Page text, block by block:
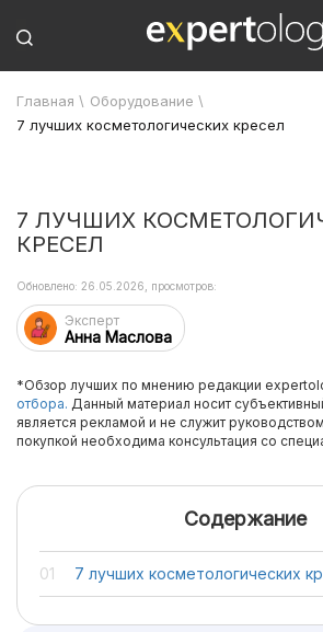
Главная \ Оборудование \
7 лучших косметологических кресел
7 ЛУЧШИХ
КРЕСЕЛ
Эксперт
Анна Маслова
Обновлено: 26.05.2026, просмотров:
*Обзор лучших по мнению редакции
отбора. Данный материал носит
является рекламой и не служит
покупкой необходима консультация со
Содержание
7 лучших косметологических